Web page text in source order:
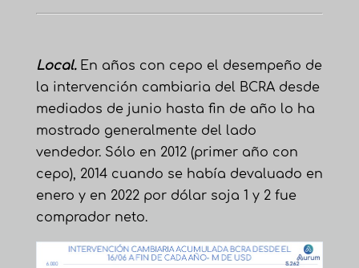
Local.En años con cepo el desempeño de
la intervención cambiaria del BCRA desde
mediados de junio hasta fin de año lo ha
mostrado generalmente del lado
vendedor. Sólo en 2012 (primer año con
cepo), 2014 cuando se había devaluado en
enero y en 2022 por dólar soja 1 y 2 fue
comprador neto.